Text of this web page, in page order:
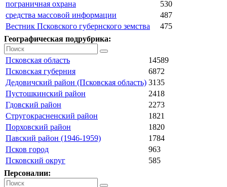
пограничная охрана
530
средства массовой информации
487
Вестник Псковского губернского земства
475
Географическая подрубрика:
Псковская область
14589
Псковская губерния
6872
Дедовичский район (Псковская область) 3135
Пустошкинский район
2418
Гдовский район
2273
Стругокрасненский район
1821
Порховский район
1820
Павский район (1946-1959)
1784
Псков город
963
Псковский округ
585
Персоналии: